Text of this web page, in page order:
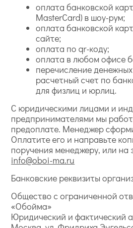
оплата банковской
MasterCard) в шоу-рум;
оплата банковской
сайте;
оплата по qr-коду;
оплата в любом офисе
перечисление
расчетный счет по
для физлиц и юрлиц.
С юридическими лицами и
предпринимателями мы
предоплате. Менеджер
Оплатите его и направьте
поручения менеджеру, или на
info@oboi-ma.ru
Банковские реквизиты
Общество с ограниченной
«Обойма»
Юридический и фактический